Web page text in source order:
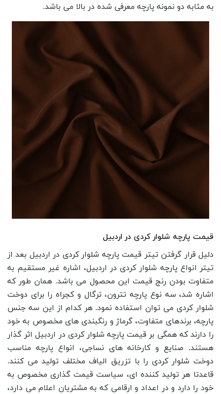
به مثابه دو نمونه پارچه معرفی شده در بالا می باشد.
قیمت پارچه شلوار کردی در اردبیل
دلیل قرار گرفتن تیتر قیمت پارچه شلوار کردی در اردبیل بعد از
تیتر انواع پارچه شلوار کردی در اردبیل، اشاره غیر مستقیم به
متفاوت بودن رنج قیمت این محصول می باشد. همان طور که
اشاره شد، سه نوع پارچه تترون، ترگال و کجراه را برای دوخت
شلوار کردی می توان استفاده نمود. هر کدام از این سه جنس
پارچه، برندهای متفاوت، گرماژ و رنگبندی های مخصوص به خود
را دارند که همگی بر قیمت پارچه شلوار کردی در اردبیل اثر گذار
هستند. صنایع و کارخانه های نساجی، انواع پارچه مناسب
دوخت شلوار کردی را با تزریق الیاف مختلف تولید می کنند.
قاعدتا هر تولید کننده ای، سیاست قیمت گذاری مخصوص به
خود را دارد و در اعداد و ارقامی که به مشتریان اعلام می دارد،